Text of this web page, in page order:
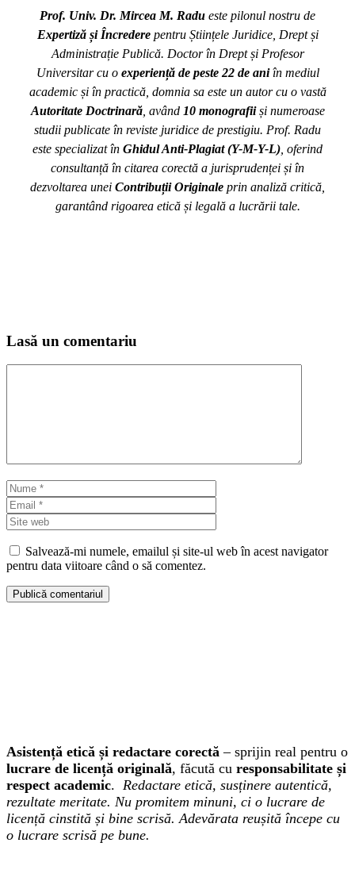
Prof. Univ. Dr. Mircea M. Radu este pilonul nostru de
Expertiză și Încrederepentru Științele Juridice, Drept și
Administrație Publică. Doctor în Drept și Profesor
Universitar cu o experiență de peste 22 de aniîn mediul
academic și în practică, domnia sa este un autor cu o vastă
Autoritate Doctrinară, având 10 monografiiși numeroase
studii publicate în reviste juridice de prestigiu. Prof. Radu
este specializat în Ghidul Anti-Plagiat (Y-M-Y-L) , oferind
consultanță în citarea corectă a jurisprudenței și în
dezvoltarea unei Contribuții Originale prin analiză critică,
garantând rigoarea etică și legală a lucrării tale.
Lasă un comentariu
Nume
web
Salvează-mi numele, emailul și site-ul web în acest navigator
pentru data viitoare când o să comentez.
Asistență etică și redactare corectă– sprijin real pentru o
lucrare de licență originală, făcută cu responsabilitate și
respect academic. Redactare etică, susținere autentică,
rezultate meritate. Nu promitem minuni, ci o lucrare de
licență cinstită și bine scrisă. Adevărata reușită începe cu
o lucrare scrisă pe bune.